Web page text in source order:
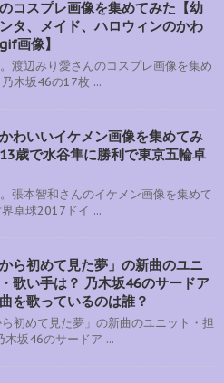
コスプレ画像を集めてみた【幼
タ、メイド、ハロウィンのかわ
画像】
渡辺みり愛さんのコスプレ画像を集め
木坂46の17枚 ...
わいいイケメン画像を集めてみ
歳で水谷隼に勝利で東京五輪卓
張本智和さんのイケメン画像を集めて
卓球2017ドイ ...
から初めて見た夢」の新曲のユニ
歌い手は？ 乃木坂46のサードア
を歌っているのは誰？
ら初めて見た夢」の新曲のユニット・担
木坂46のサードア ...